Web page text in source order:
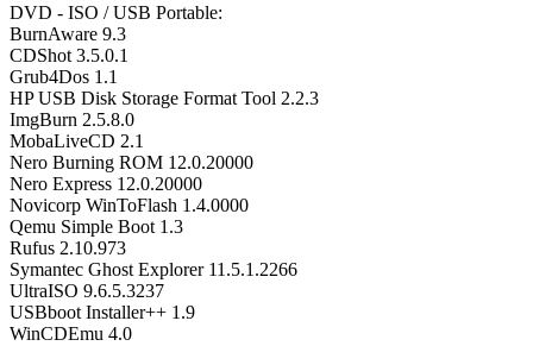
DVD - ISO / USB Portable:
BurnAware 9.3
CDShot 3.5.0.1
Grub4Dos 1.1
HP USB Disk Storage Format Tool 2.2.3
ImgBurn 2.5.8.0
MobaLiveCD 2.1
Nero Burning ROM 12.0.20000
Nero Express 12.0.20000
Novicorp WinToFlash 1.4.0000
Qemu Simple Boot 1.3
Rufus 2.10.973
Symantec Ghost Explorer 11.5.1.2266
UltraISO 9.6.5.3237
USBboot Installer++ 1.9
WinCDEmu 4.0